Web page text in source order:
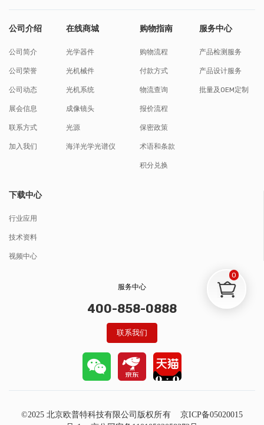
公司介绍
公司简介
公司荣誉
公司动态
展会信息
联系方式
加入我们
在线商城
光学器件
光机械件
光机系统
成像镜头
光源
海洋光学光谱仪
购物指南
购物流程
付款方式
物流查询
报价流程
保密政策
术语和条款
积分兑换
服务中心
产品检测服务
产品设计服务
批量及OEM定制
下载中心
行业应用
技术资料
视频中心
服务中心
400-858-0888
联系我们
©2025 北京欧普特科技有限公司版权所有 京ICP备05020015
0